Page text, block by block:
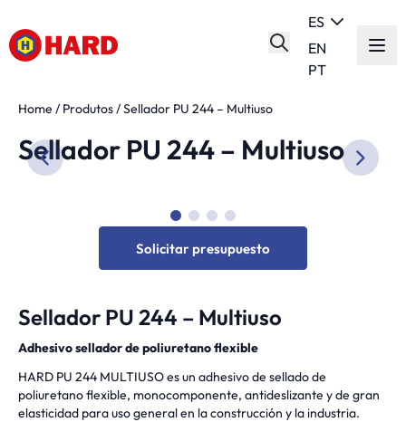
ES
EN
PT
Home / Produtos/Sellador PU 244 – Multiuso
Sellador PU 244 – Multiuso
Solicitar presupuesto
Sellador PU 244 – Multiuso
Adhesivo sellador de poliuretano flexible
HARD PU 244 MULTIUSO es un adhesivo de sellado de
poliuretano flexible, monocomponente, antideslizante y de gran
elasticidad para uso general en la construcción y la industria.